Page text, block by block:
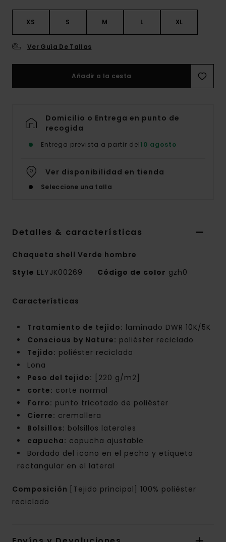
XS S M L XL
Ver Guía De Tallas
Añadir a la cesta
Domicilio o Entrega en punto de
recogida
Entrega prevista a partir del10 agosto
Ver disponibilidad en tienda
Seleccione una talla
Detalles & características
Chaqueta shell Verde hombre
Style ELYJK00269 Código de color gzh0
Características
Tratamiento de tejido: laminado DWR 10K/5K
Conscious by Nature: poliéster reciclado
Tejido: poliéster reciclado
Lona
Peso del tejido: [220 g/m2]
corte: corte normal
Forro: punto tricotado de poliéster
Cierre: cremallera
Bolsillos: bolsillos laterales
capucha: capucha ajustable
Bordado del icono en el pecho y etiqueta
rectangular en el lateral
Composición [Tejido principal] 100% poliéster
reciclado